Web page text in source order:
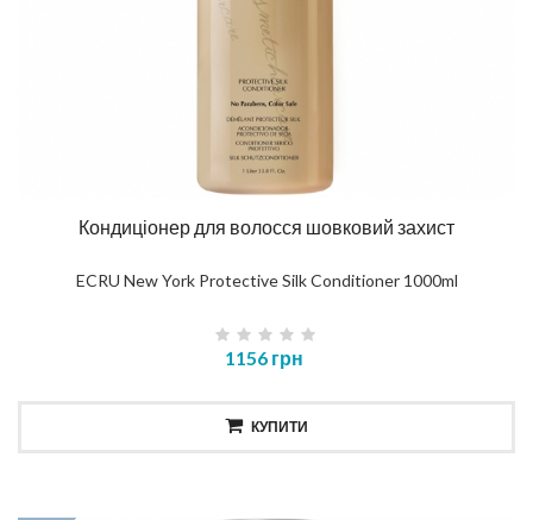
Кондиціонер для волосся шовковий захист
ECRU New York Protective Silk Conditioner 1000ml
1156 грн
КУПИТИ